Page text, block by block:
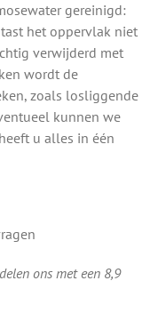
gereinigd:
het oppervlak niet
verwijderd met
wordt de
zoals losliggende
kunnen we
u alles in één
ons met een 8,9